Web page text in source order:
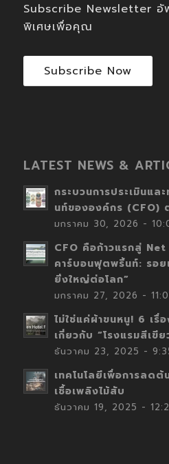
Subscribe Newsletter อั
พิเศษเพื่อคุณ
Subscribe Now
LATEST NEWS &
กระบวนการประเมินแ
นท์ขององค์กร (CFO)
มกราคม 30, 2026 -
CFO คือก้าวแรกสู่
คาร์บอนฟุตพริ้นท์: รอย
ยิ่งใหญ่ต่อโลก”
มกราคม 27, 2026 -
ไม่ใช่แค่ผ้าขนหนู! 6 เรื่
เกี่ยวกับ “โรงแรมสีเขี
ธันวาคม 23, 2025 -
เทคโนโลยีเพื่อการลดต้
เชื้อเพลิงไม้สับ
ธันวาคม 19, 2025 -